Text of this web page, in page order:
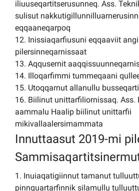
iliuuseqartitserusunneq. Ass.
sulisut
eqqaaneqarpoq
12. Inissiaqarfiusuni eqqaaviit
pilersinneqarnissaat
13. Aqqusernit
14. Illoqarfimmi tummeqaani
15. Utoqqarnut allanullu
16. Biilinut unittarfiliornissaq. Ass.
aammalu Haalip biilinut unittarfii
mikivallaalersimammata
Innuttaasut 2019-mi
1. Inuiaqatigiinnut tamanut
pinnguartarfinnik silamullu